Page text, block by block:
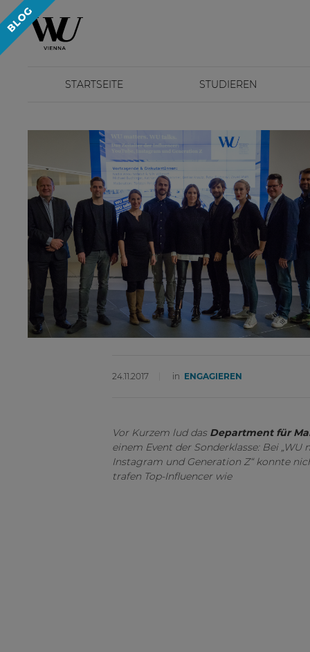
STARTSEITE STUDIEREN
24.11.2017 in ENGAGIEREN
Vor Kurzem lud das Department für
einem Event der Sonderklasse: Bei
Instagram und Generation Z“ konnte
trafen Top-Influencer wie